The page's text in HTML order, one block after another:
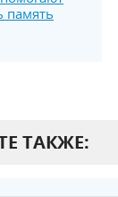
память
ТАКЖЕ: